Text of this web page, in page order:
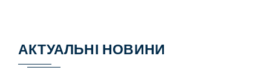
АКТУАЛЬНІ НОВИНИ